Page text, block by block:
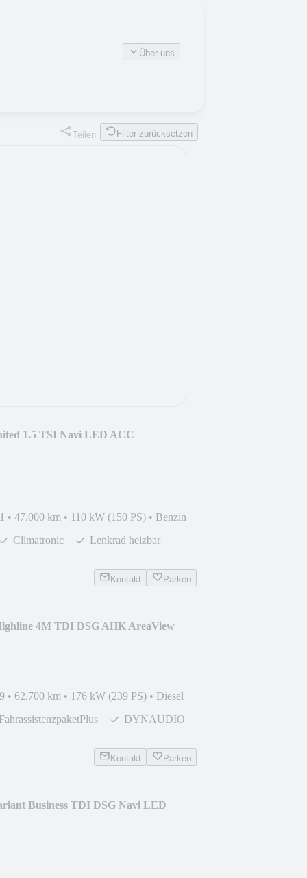
Über uns
Teilen Filter zurücksetzen
1.5 TSI Navi LED ACC
• 47.000 km • 110 kW (150 PS) • Benzin
Climatronic Lenkrad heizbar
Kontakt Parken
4M TDI DSG AHK AreaView
• 62.700 km • 176 kW (239 PS) • Diesel
FahrassistenzpaketPlus DYNAUDIO
Kontakt Parken
Business TDI DSG Navi LED